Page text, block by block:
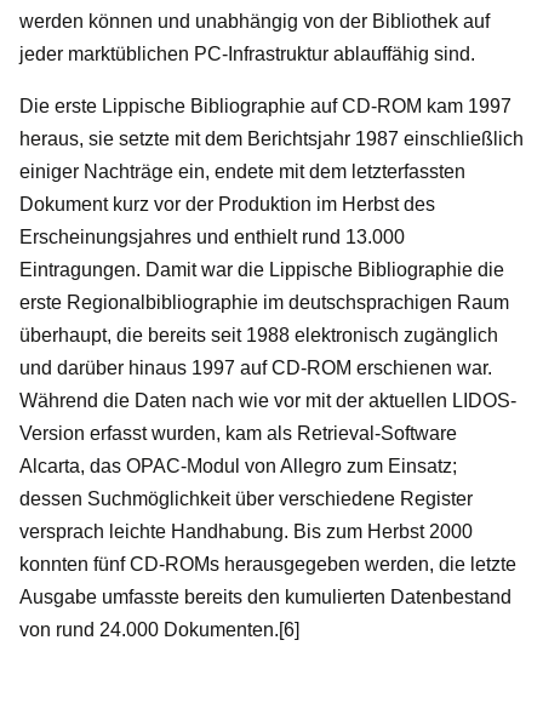
werden können und unabhängig von der Bibliothek auf
jeder marktüblichen PC-Infrastruktur ablauffähig sind.
Die erste Lippische Bibliographie auf CD-ROM kam 1997
heraus, sie setzte mit dem Berichtsjahr 1987 einschließlich
einiger Nachträge ein, endete mit dem letzterfassten
Dokument kurz vor der Produktion im Herbst des
Erscheinungsjahres und enthielt rund 13.000
Eintragungen. Damit war die Lippische Bibliographie die
erste Regionalbibliographie im deutschsprachigen Raum
überhaupt, die bereits seit 1988 elektronisch zugänglich
und darüber hinaus 1997 auf CD-ROM erschienen war.
Während die Daten nach wie vor mit der aktuellen LIDOS-
Version erfasst wurden, kam als Retrieval-Software
Alcarta, das OPAC-Modul von Allegro zum Einsatz;
dessen Suchmöglichkeit über verschiedene Register
versprach leichte Handhabung. Bis zum Herbst 2000
konnten fünf CD-ROMs herausgegeben werden, die letzte
Ausgabe umfasste bereits den kumulierten Datenbestand
von rund 24.000 Dokumenten.[6]